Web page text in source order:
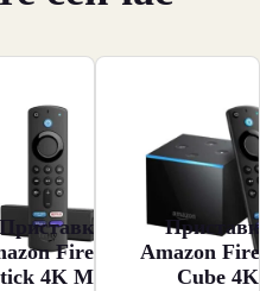
Приставка
Fire TV
4K Max
Amazon
Cube 4K